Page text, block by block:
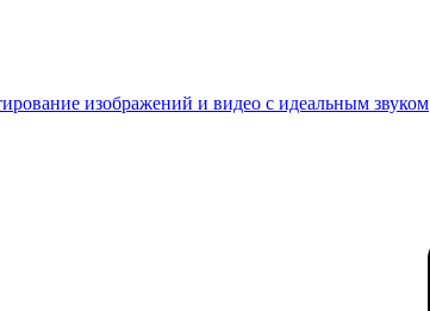
изображений и видео с идеальным звуком